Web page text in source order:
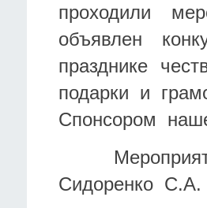
проходили
объявлен
празднике
подарки и
Спонсором
Сидоренко